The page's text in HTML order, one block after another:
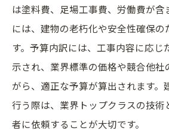
は塗料費、足場工事費、労働費が含
には、建物の老朽化や安全性確保
す。予算内訳には、工事内容に応じ
示され、業界標準の価格や競合他社
がら、適正な予算が算出されます。
行う際は、業界トップクラスの技術
者に依頼することが大切です。